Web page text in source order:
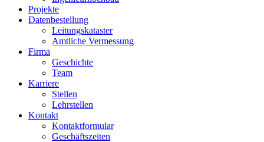
Projekte
Datenbestellung
Leitungskataster
Amtliche Vermessung
Firma
Geschichte
Team
Karriere
Stellen
Lehrstellen
Kontakt
Kontaktformular
Geschäftszeiten